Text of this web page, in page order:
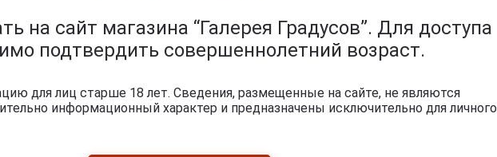
на сайт магазина “Галерея Градусов”. Для доступа
подтвердить совершеннолетний возраст.
для лиц старше 18 лет. Сведения, размещенные на сайте, не являются
информационный характер и предназначены исключительно для личного